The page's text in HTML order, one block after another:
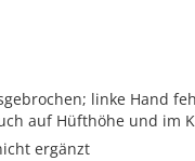
linke Hand
auf Hüfthöhe und im
ergänzt